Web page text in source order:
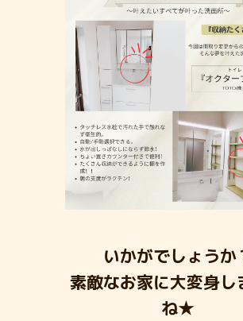
いかがでしょうか
素敵なお家に大変身し
ね★